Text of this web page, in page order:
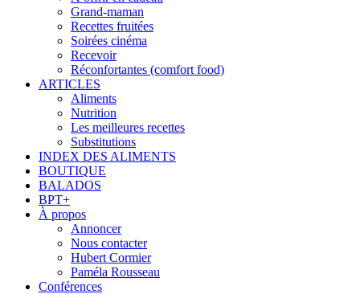
Grand-maman
Recettes fruitées
Soirées cinéma
Recevoir
Réconfortantes (comfort food)
ARTICLES
Aliments
Nutrition
Les meilleures recettes
Substitutions
INDEX DES ALIMENTS
BOUTIQUE
BALADOS
BPT+
À propos
Annoncer
Nous contacter
Hubert Cormier
Paméla Rousseau
Conférences